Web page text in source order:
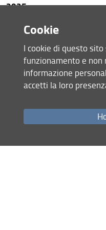
2025
Condividi
Persone
Struttura/Sedi/Laboratori
Bandi e Avvisi
I nostri siti e social
Area riservata
RSS feed
Cookie
I cookie di questo
funzionamento e non
informazione
accetti la loro